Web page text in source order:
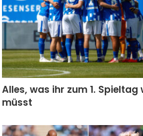
Alles, was ihr zum 1. Spieltag
müsst